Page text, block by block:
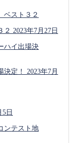
２ 2023年7月27日
定！
2023年7月
5日